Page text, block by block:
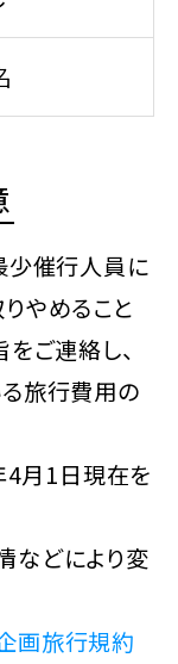
少催行人員に
やめること
ご連絡し、
旅行費用の
4月1日現在を
などにより変
画旅行規約